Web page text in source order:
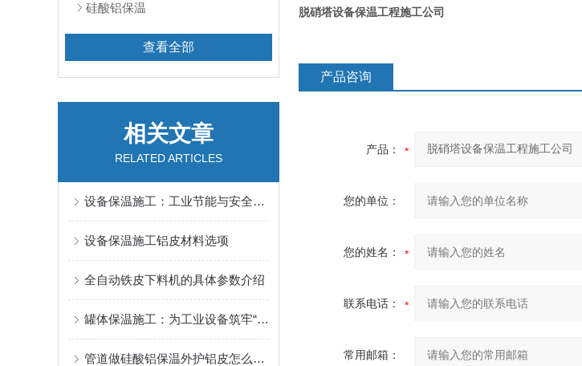
脱硝塔设备保温工程施工公司
产品咨询
产品：
您的单位：
您的姓名：
联系电话：
常用邮箱：
硅酸铝保温
查看全部
相关文章
RELATED ARTICLES
设备保温施工：工业节能与安全运行的重要保障
设备保温施工铝皮材料选项
全自动铁皮下料机的具体参数介绍
罐体保温施工：为工业设备筑牢“温暖防线”
管道做硅酸铝保温外护铝皮怎么报价